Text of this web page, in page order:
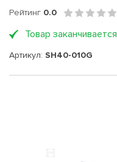
Рейтинг 0.0
Товар заканчивается
Артикул: SH40-010G